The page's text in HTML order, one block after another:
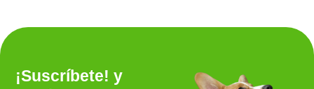
¡Suscríbete! y